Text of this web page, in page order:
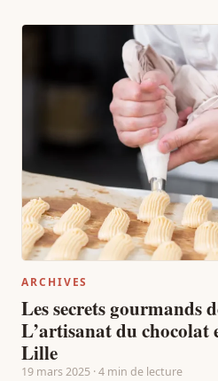
ARCHIVES
Les secrets gourmands
L’artisanat du chocolat
Lille
19 mars 2025 · 4 min de lecture